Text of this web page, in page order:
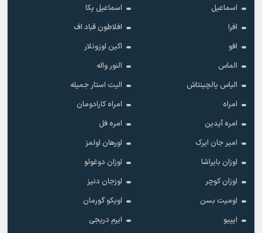
اسماعیل
اسماعیل یکا
افرا
افلاطون قباد اف
افو
اکین اوزونلار
الماس
النور واله
الیاس یالچینتاش
الیت استار جمیله
امراه
امراه کارادومان
امره آیدین
امره فل
امیر جان ایرک
اورهان اولمز
اوزان بایراشا
اوزان دوغولو
اوزان کوچر
اوزجان دنیز
اومیت بسن
اویکو گورمان
ایپیو
ایرم دریجی